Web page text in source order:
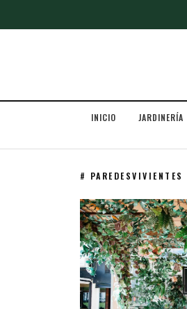
INICIO JARDINERÍA
# PAREDESVIVIENTES